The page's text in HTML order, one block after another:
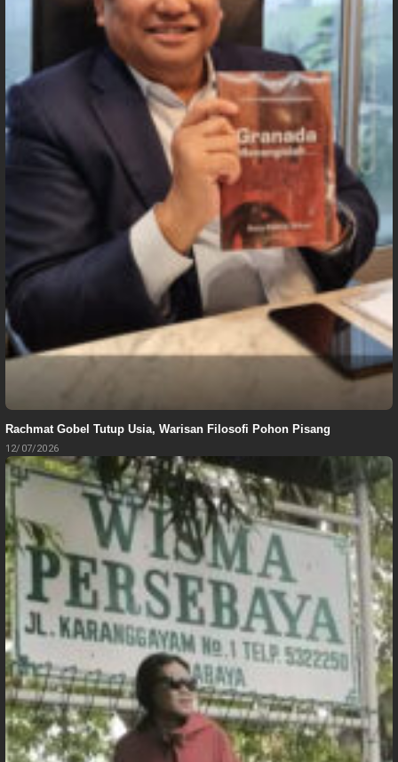
Rachmat Gobel Tutup Usia, Warisan Filosofi Pohon Pisang
12/07/2026